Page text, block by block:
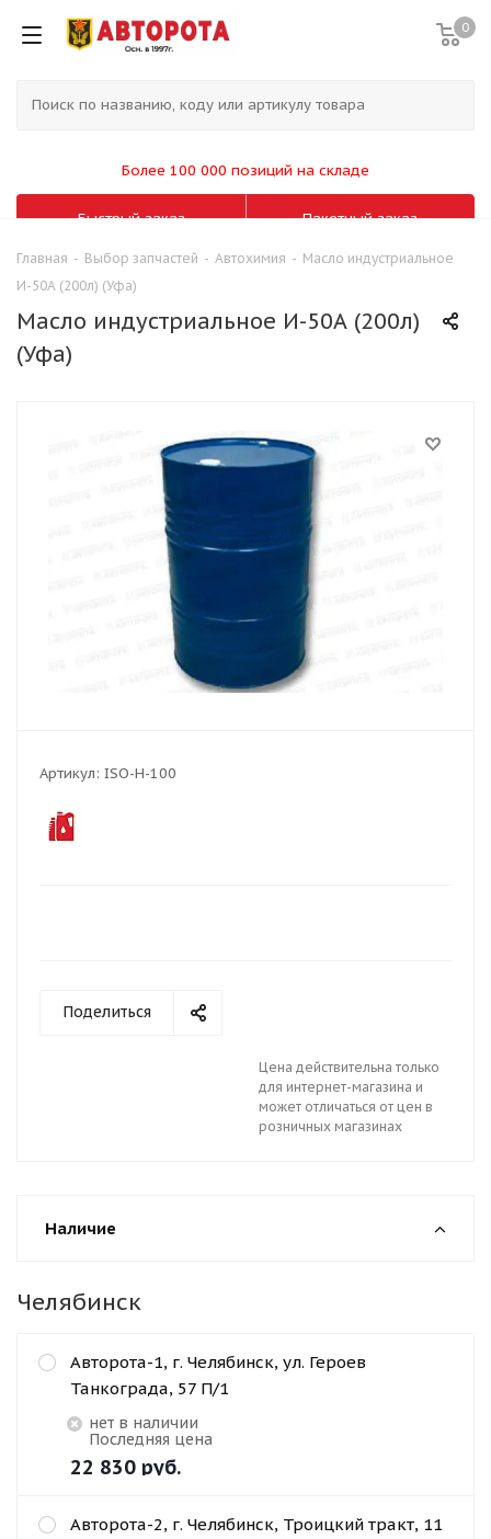
0
Более 100 000 позиций на складе
Быстрый заказ Пакетный заказ
Главная - Выбор запчастей - Автохимия - Масло индустриальное
И-50А (200л) (Уфа)
Масло индустриальное И-50А (200л)
(Уфа)
Артикул: ISO-H-100
Поделиться
Цена действительна только
для интернет-магазина и
может отличаться от цен в
розничных магазинах
Наличие
Челябинск
Авторота-1, г. Челябинск, ул. Героев
Танкограда, 57 П/1
Нет в наличии
Последняя цена
22 830 руб.
Авторота-2, г. Челябинск, Троицкий тракт, 11